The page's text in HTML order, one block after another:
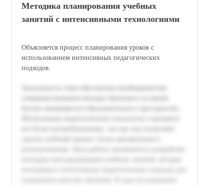
Методика планирования учебных
занятий с интенсивными технологиями
Объясняется процесс планирования уроков с
использованием интенсивных педагогических
подходов.